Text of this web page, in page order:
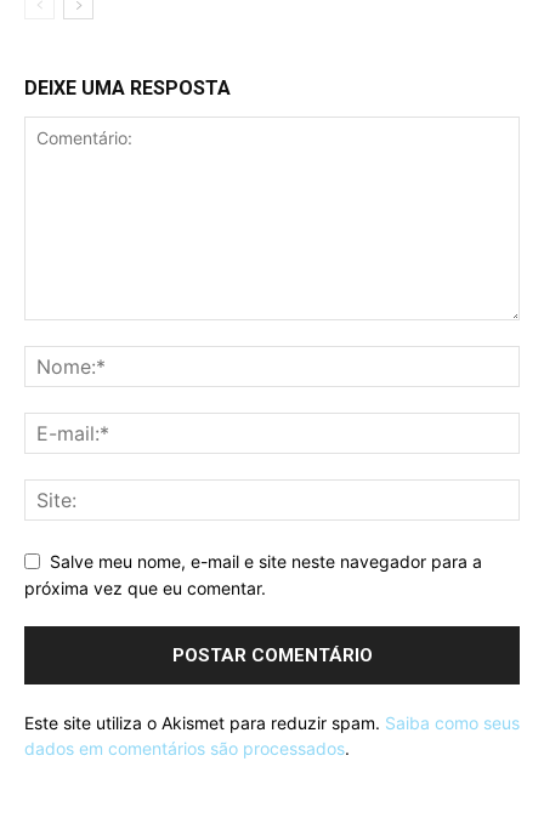
DEIXE UMA RESPOSTA
Salve meu nome, e-mail e site neste navegador para a
próxima vez que eu comentar.
Este site utiliza o Akismet para reduzir spam. Saiba como seus
dados em comentários são processados.